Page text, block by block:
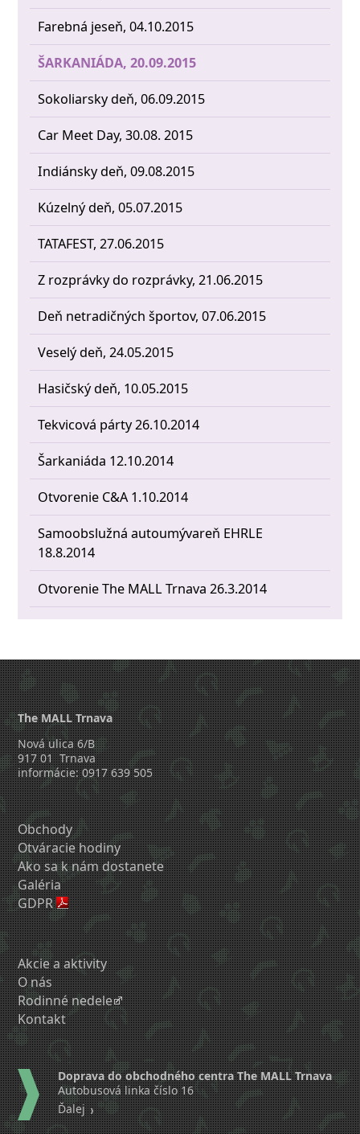
Farebná jeseň, 04.10.2015
ŠARKANIÁDA, 20.09.2015
Sokoliarsky deň, 06.09.2015
Car Meet Day, 30.08. 2015
Indiánsky deň, 09.08.2015
Kúzelný deň, 05.07.2015
TATAFEST, 27.06.2015
Z rozprávky do rozprávky, 21.06.2015
Deň netradičných športov, 07.06.2015
Veselý deň, 24.05.2015
Hasičský deň, 10.05.2015
Tekvicová párty 26.10.2014
Šarkaniáda 12.10.2014
Otvorenie C&A 1.10.2014
Samoobslužná autoumývareň EHRLE
18.8.2014
Otvorenie The MALL Trnava 26.3.2014
The MALL Trnava
Nová ulica 6/B
917 01 Trnava
informácie: 0917 639 505
Obchody
Otváracie hodiny
Ako sa k nám dostanete
Galéria
GDPR
Akcie a aktivity
O nás
Rodinné nedele
Kontakt
Doprava do obchodného centra The MALL Trnava
Autobusová linka číslo 16
Ďalej